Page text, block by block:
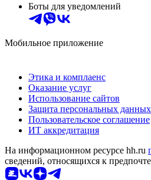
Боты для уведомлений
Мобильное приложение
Этика и комплаенс
Оказание услуг
Использование сайтов
Защита персональных данных
Пользовательское соглашение
ИТ аккредитация
На информационном ресурсе hh.ru
сведений, относящихся к